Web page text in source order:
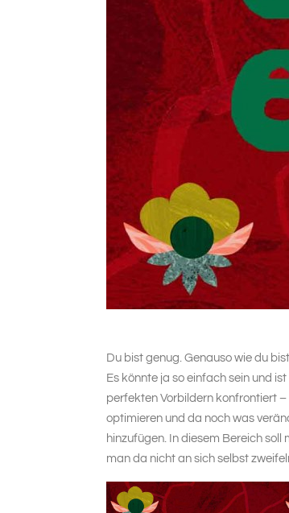
Du bist genug. Genauso wie du
Es könnte ja so einfach sein und
perfekten Vorbildern konfrontiert –
optimieren und da noch was
hinzufügen. In diesem Bereich soll
man da nicht an sich selbst